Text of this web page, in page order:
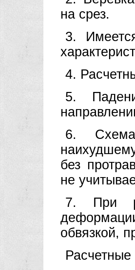
на срез.
3.
4.
5.
6. Схема
без
не
7. При
обвязкой,